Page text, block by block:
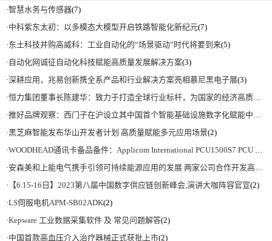
·智慧水务与传感器(7)
·中科紫东太初：以多模态大模型开启铁路智能化新纪元(7)
·东土科技并购高威科：工业自动化的“场景驱动”时代将要到来(5)
· 自动化网诚征自动化科技赋能高质量发展解决方案(3)
·深耕应用，兆易创新携全系产品和行业解决方案亮相慕尼黑电子展(3)
·恒力集团董事长陈建华：致力于打造全球行业标杆，为国家的经济高质量发展贡献更大力量|上海电气集团党委书记、董事长吴磊来访
·推好品牌观察：西门子在沪设立其中国首个智能基础设施数字化赋能中心
·黑芝麻智能发布华山开发者计划 高质量赋能多元应用场景(2)
·WOODHEAD通讯卡备品备件：Applicom International PCU1500S7 PCU 1500 S7 V4.5.0
·安森美和上能电气携手引领可持续能源应用的发展 两家公司合作开发高性能储能和太阳能组串式逆变器方案 以实现可持续的未来
· 【6.15-16日】2023第八届中国数字供应链创新峰会,演讲大咖阵容官宣(2)
·LS伺服电机APM-SB02ADK(2)
·Kepware 工业数据采集软件 及 常见问题解答(2)
·中国首款高血压介入治疗器械正式获批上市(2)